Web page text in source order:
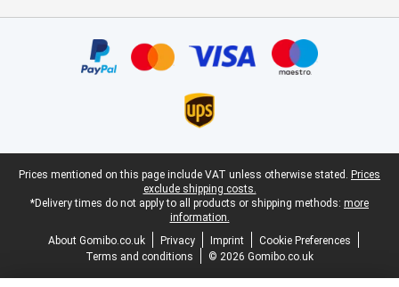
Legal footer
Prices mentioned on this page include VAT unless otherwise stated. Prices
exclude shipping costs.
*Delivery times do not apply to all products or shipping methods: more
information.
About Gomibo.co.uk
Privacy Imprint
Cookie Preferences
Terms and conditions
© 2026 Gomibo.co.uk